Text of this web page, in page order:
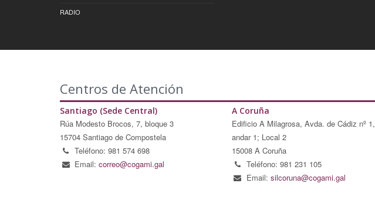
RADIO
Centros de Atención
Santiago (Sede Central)
Rúa Modesto Brocos, 7, bloque 3
15704 Santiago de Compostela
Teléfono: 981 574 698
Email: correo@cogami.gal
A Coruña
Edificio A Milagrosa, Avda. de Cádiz nº 1,
andar 1; Local 2
15008 A Coruña
Teléfono: 981 231 105
Email: silcoruna@cogami.gal